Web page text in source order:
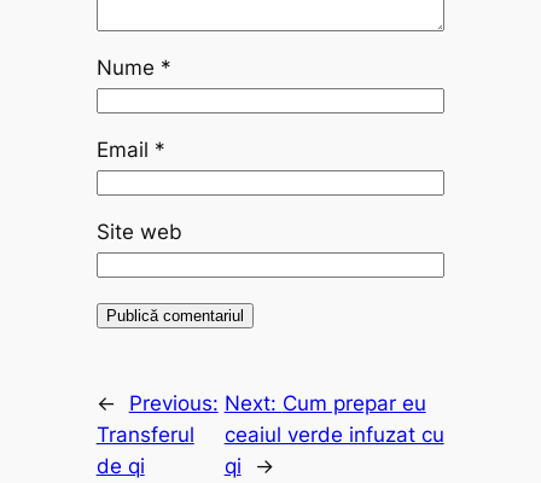
Nume *
Email *
Site web
←
Previous:
Transferul
de qi
Next: Cum prepar eu
ceaiul verde infuzat cu
qi
→